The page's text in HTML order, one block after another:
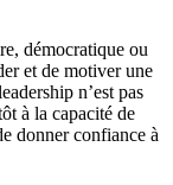
démocratique ou
et de motiver une
n’est pas
à la capacité de
donner confiance à